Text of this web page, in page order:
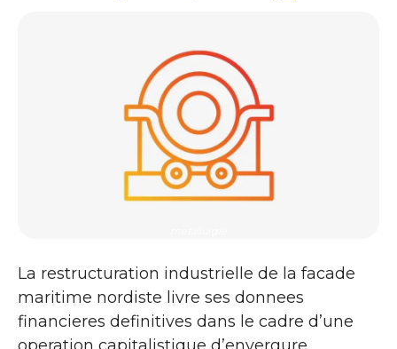
La restructuration industrielle de la facade
maritime nordiste livre ses donnees
financieres definitives dans le cadre d’une